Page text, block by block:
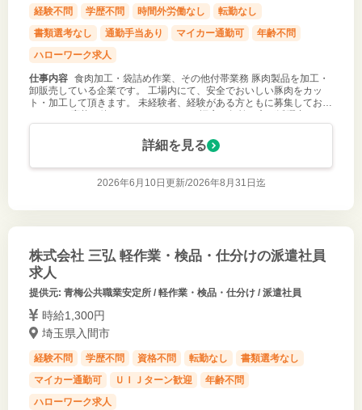
経験不問 学歴不問 時間外労働なし
転勤なし
書類選考なし
通勤手当あり マイカー通勤可
年齢不問
ハローワーク求人
仕事内容 食肉加工・袋詰め作業、その他付帯業務 豚肉製品を加工・
卸販売している企業です。 工場内にて、安全でおいしい豚肉をカッ
ト・加工して頂きます。 未経験者、経験がある方ともに募集しており
ます。 ご応募お待ちしております。 ※幅広い年齢の方が活躍中で
す。ベテランスタッ
詳細を見る
2026年6月10日更新/2026年8月31日迄
株式会社 三弘 軽作業・検品・仕分けの派遣社員
求人
提供元: 青梅公共職業安定所 / 軽作業・検品・仕分け / 派遣社員
時給1,300円
埼玉県入間市
経験不問 学歴不問 資格不問 転勤なし
書類選考なし
マイカー通勤可
ＵＩＪターン歓迎
年齢不問
ハローワーク求人